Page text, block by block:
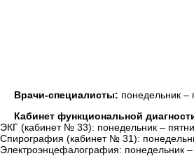
Врачи-специалисты: понедельник –
Кабинет функциональной
ЭКГ (кабинет № 33): понедельник –
Спирография (кабинет № 31):
Электроэнцефалография: понедельник